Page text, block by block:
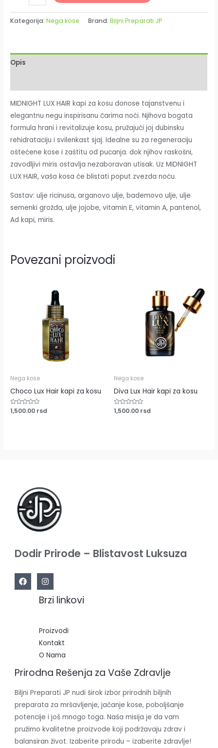
Kategorija:Nega kose Brand:Biljni Preparati JP
Opis
MIDNIGHT LUX HAIR kapi za kosu donose tajanstvenu i
elegantnu negu inspirisanu čarima noći. Njihova bogata
formula hrani i revitalizuje kosu, pružajući joj dubinsku
rehidrataciju i svilenkast sjaj. Idealne su za regeneraciju
oštećene kose i zaštitu od pucanja. dok njihov raskošni,
zavodljivi miris ostavlja nezaboravan utisak. Uz MIDNIGHT
LUX HAIR, vaša kosa će blistati poput zvezda noću.
Sastav: ulje ricinusa, arganovo ulje, bademovo ulje, ulje
semenki grožđa, ulje jojobe, vitamin E, vitamin A, pantenol,
Ad kapi, miris.
Povezani proizvodi
Nega kose
Choco Lux Hair kapi za kosu
Ocenjeno
sa
1,500.00 rsd
Nega kose
Diva Lux Hair kapi za kosu
Ocenjeno
sa
1,500.00 rsd
Dodir Prirode – Blistavost Luksuza
Brzi linkovi
Proizvodi
Kontakt
O Nama
Prirodna Rešenja za Vaše Zdravlje
Biljni Preparati JP nudi širok izbor prirodnih biljnih
preparata za mršavljenje, jačanje kose, poboljšanje
potencije i još mnogo toga. Naša misija je da vam
pružimo kvalitetne proizvode koji podržavaju zdrav i
balansiran život. Izaberite prirodu – izaberite zdravlje!